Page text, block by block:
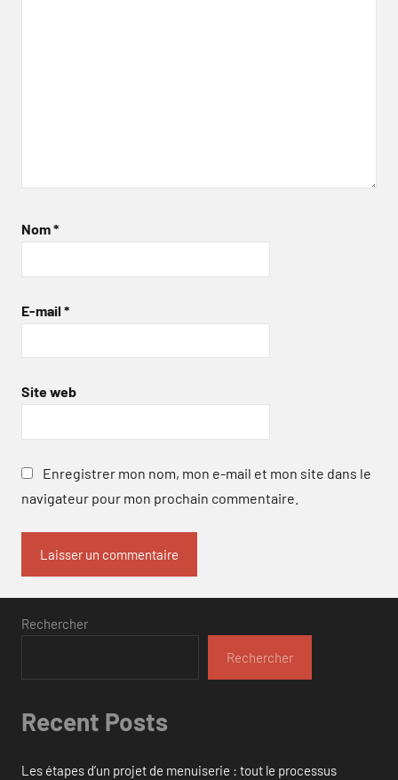
Nom*
E-mail *
Site web
Enregistrer mon nom, mon e-mail et mon site dans le
navigateur pour mon prochain commentaire.
Rechercher
Rechercher
Recent Posts
Les étapes d’un projet de menuiserie : tout le processus